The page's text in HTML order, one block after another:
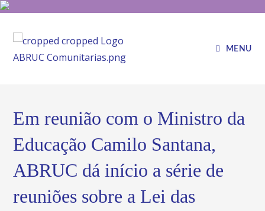
MENU
Em reunião com o Ministro da
Educação Camilo Santana,
ABRUC dá início a série de
reuniões sobre a Lei das